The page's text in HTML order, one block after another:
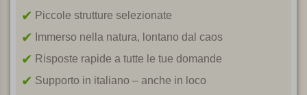
Piccole strutture selezionate
Immerso nella natura, lontano dal caos
Risposte rapide a tutte le tue domande
Supporto in italiano – anche in loco